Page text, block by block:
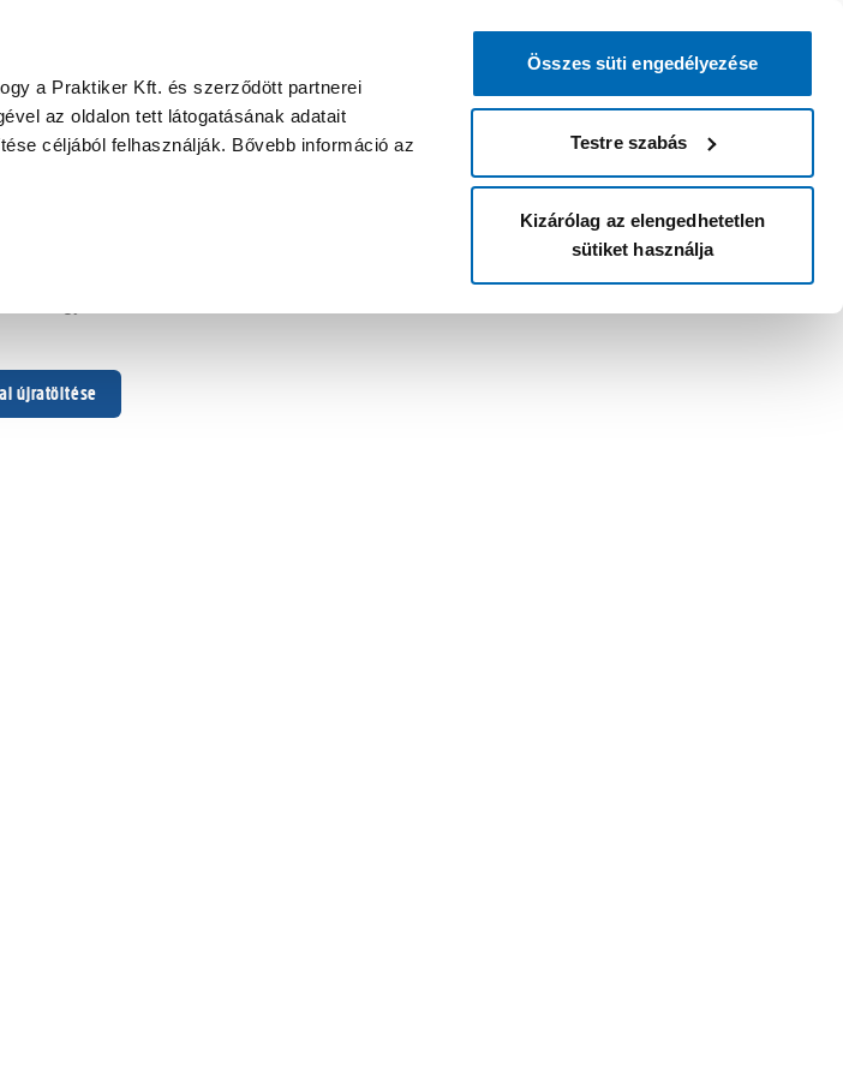
a Praktiker Kft. és szerződött partnerei
az oldalon tett látogatásának adatait
céljából felhasználják. Bővebb információ az
Összes süti engedélyezése
Testre szabás
Kizárólag az elengedhetetlen
sütiket használja
újratöltése